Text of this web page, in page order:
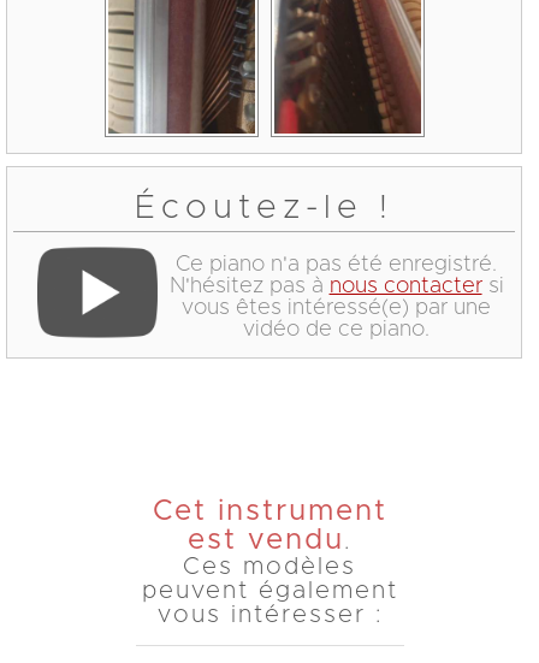
Écoutez-le !
Ce piano n'a pas été enregistré.
N'hésitez pas à nous contactersi
vous êtes intéressé(e) par une
vidéo de ce piano.
Cet instrument
est vendu .
Ces modèles
peuvent également
vous intéresser :